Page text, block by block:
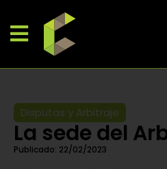
Disputas y Arbitraje
La sede del
Publicado: 22/02/2023